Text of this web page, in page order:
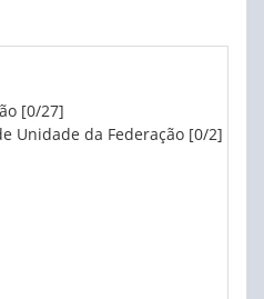
Dropdown
[0/27]
Unidade da Federação [0/2]